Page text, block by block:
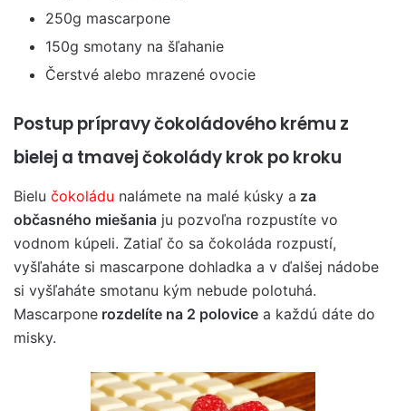
250g mascarpone
150g smotany na šľahanie
Čerstvé alebo mrazené ovocie
Postup prípravy čokoládového krému z
bielej a tmavej čokolády krok po kroku
Bielu čokoládu nalámete na malé kúsky a za
občasného miešania ju pozvoľna rozpustíte vo
vodnom kúpeli. Zatiaľ čo sa čokoláda rozpustí,
vyšľaháte si mascarpone dohladka a v ďalšej nádobe
si vyšľaháte smotanu kým nebude polotuhá.
Mascarpone rozdelíte na 2 polovice a každú dáte do
misky.